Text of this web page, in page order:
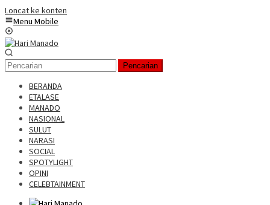
Loncat ke konten
Menu Mobile
Pencarian
BERANDA
ETALASE
MANADO
NASIONAL
SULUT
NARASI
SOCIAL
SPOTYLIGHT
OPINI
CELEBTAINMENT